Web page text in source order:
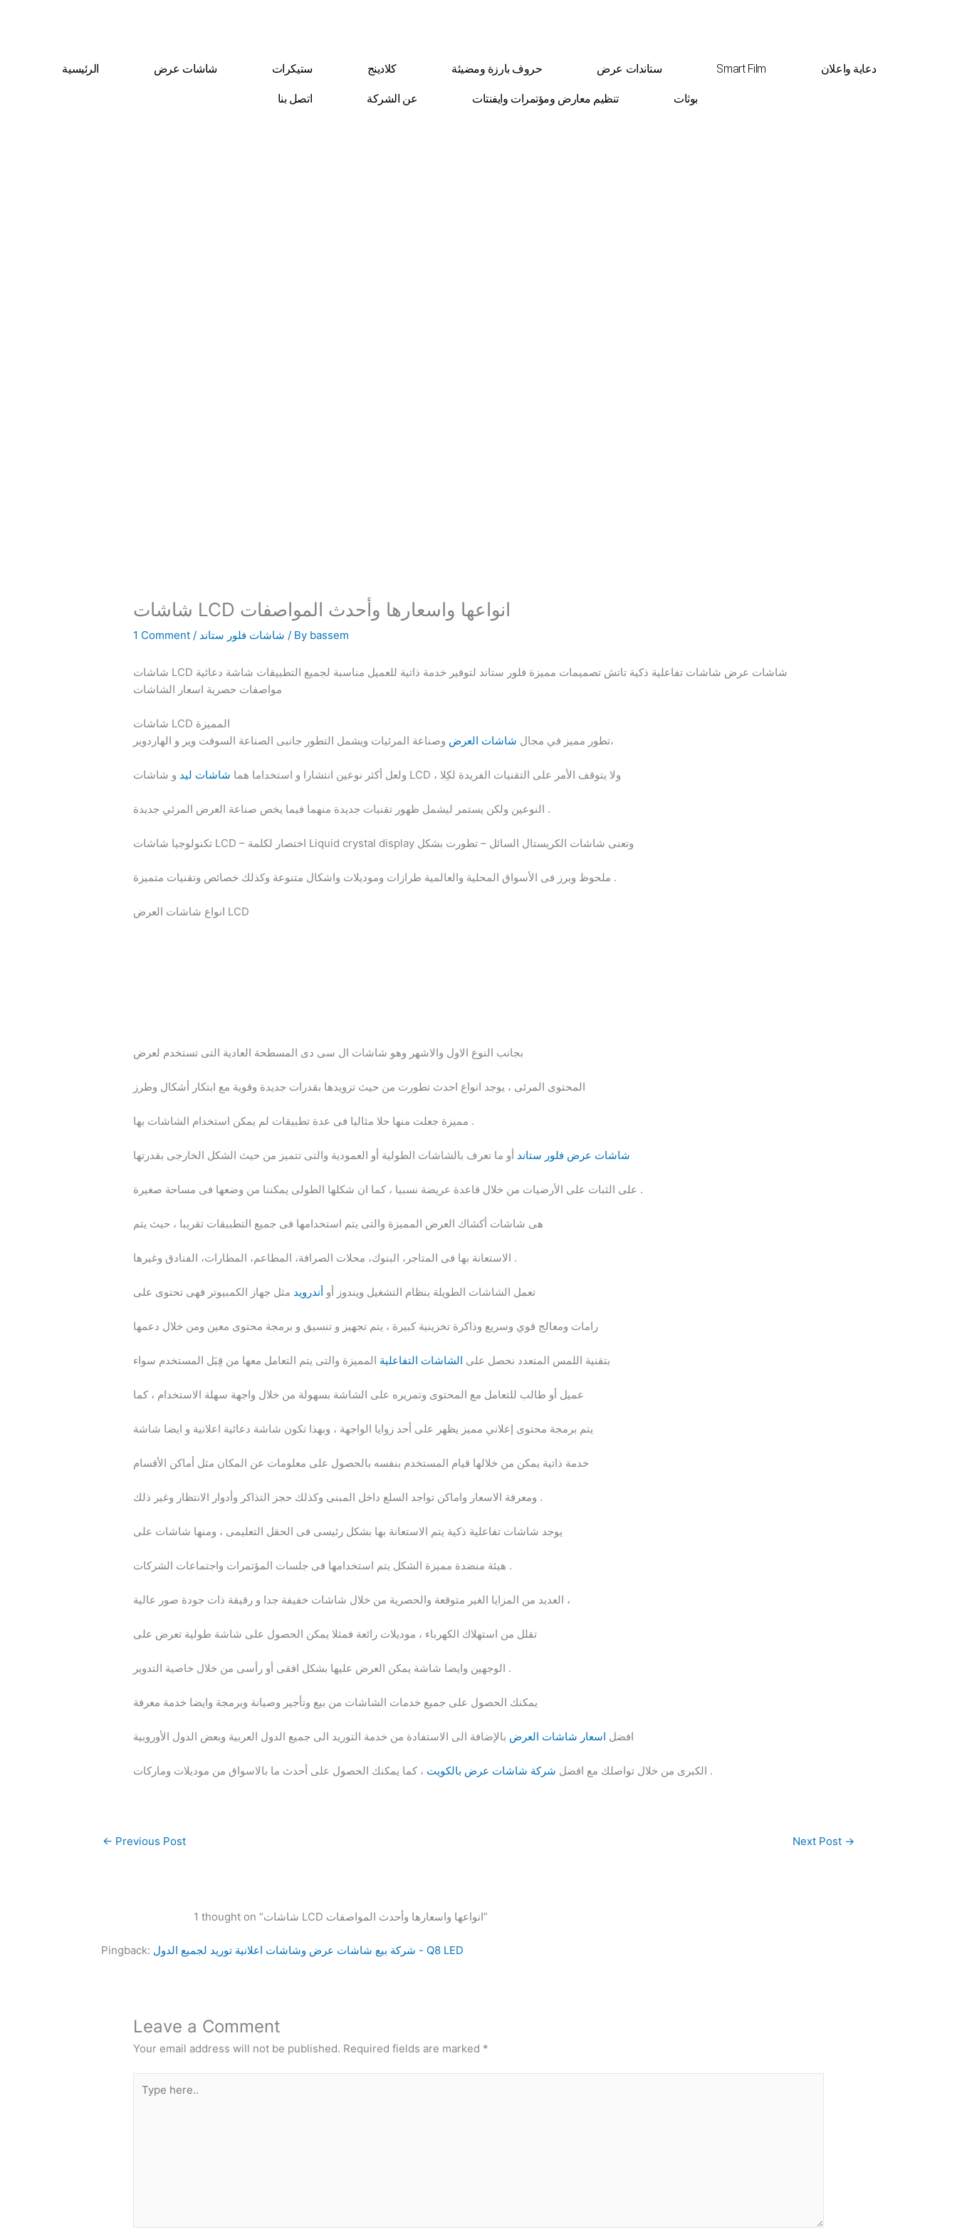
الرئيسية
شاشات عرض ستيكرات كلادينج حروف بارزة ومضيئة ستاندات عرض Smart Film دعاية واعلان
اتصل بنا عن الشركة تنظيم معارض ومؤتمرات وايفنتات بوثات
شاشات LCD انواعها واسعارها وأحدث المواصفات
1 Comment / شاشات فلور ستاند / By bassem
شاشات LCD شاشات عرض شاشات تفاعلية ذكية تاتش تصميمات مميزة فلور ستاند لتوفير خدمة ذاتية للعميل مناسبة لجميع التطبيقات شاشة دعائية
شاشات LCD المميزة
تطور مميز في مجال شاشات العرض وصناعة المرئيات ويشمل التطور جانبى الصناعة السوفت وير و الهاردوير،
ولعل أكثر نوعين انتشارا و استخداما هما شاشات ليد و شاشات LCD ، ولا يتوقف الأمر على التقنيات الفريدة لكِلا
النوعين ولكن يستمر ليشمل ظهور تقنيات جديدة منهما فيما يخص صناعة العرض المرئي جديدة .
تكنولوجيا شاشات LCD – اختصار لكلمة Liquid crystal display وتعنى شاشات الكريستال السائل – تطورت بشكل
ملحوظ وبرز فى الأسواق المحلية والعالمية طرازات وموديلات واشكال متنوعة وكذلك خصائص وتقنيات متميزة .
انواع شاشات العرض LCD
بجانب النوع الاول والاشهر وهو شاشات ال سى دى المسطحة العادية التى تستخدم لعرض
المحتوى المرئى ، يوجد انواع احدث تطورت من حيث تزويدها بقدرات جديدة وقوية مع ابتكار أشكال وطرز
مميزة جعلت منها حلا مثاليا فى عدة تطبيقات لم يمكن استخدام الشاشات بها .
شاشات عرض فلور ستاند أو ما تعرف بالشاشات الطولية أو العمودية والتى تتميز من حيث الشكل الخارجى بقدرتها
على الثبات على الأرضيات من خلال قاعدة عريضة نسبيا ، كما ان شكلها الطولى يمكننا من وضعها فى مساحة صغيرة .
هى شاشات أكشاك العرض المميزة والتى يتم استخدامها فى جميع التطبيقات تقريبا ، حيث يتم
الاستعانة بها فى المتاجر، البنوك، محلات الصرافة، المطاعم، المطارات، الفنادق وغيرها .
تعمل الشاشات الطويلة بنظام التشغيل ويندوز أو أندرويد مثل جهاز الكمبيوتر فهى تحتوى على
رامات ومعالج قوي وسريع وذاكرة تخزينية كبيرة ، يتم تجهيز و تنسيق و برمجة محتوى معين ومن خلال دعمها
بتقنية اللمس المتعدد نحصل على الشاشات التفاعلية المميزة والتى يتم التعامل معها من قِبَل المستخدم سواء
عميل أو طالب للتعامل مع المحتوى وتمريره على الشاشة بسهولة من خلال واجهة سهلة الاستخدام ، كما
يتم برمجة محتوى إعلاني مميز يظهر على أحد زوايا الواجهة ، وبهذا تكون شاشة دعائية اعلانية و ايضا شاشة
خدمة ذاتية يمكن من خلالها قيام المستخدم بنفسه بالحصول على معلومات عن المكان مثل أماكن الأقسام
ومعرفة الاسعار واماكن تواجد السلع داخل المبنى وكذلك حجز التذاكر وأدوار الانتظار وغير ذلك .
يوجد شاشات تفاعلية ذكية يتم الاستعانة بها بشكل رئيسى فى الحقل التعليمى ، ومنها شاشات على
هيئة منضدة مميزة الشكل يتم استخدامها فى جلسات المؤتمرات واجتماعات الشركات .
العديد من المزايا الغير متوقعة والحصرية من خلال شاشات خفيفة جدا و رقيقة ذات جودة صور عالية ،
تقلل من استهلاك الكهرباء ، موديلات رائعة فمثلا يمكن الحصول على شاشة طولية تعرض على
الوجهين وايضا شاشة يمكن العرض عليها بشكل افقى أو رأسى من خلال خاصية التدوير .
يمكنك الحصول على جميع خدمات الشاشات من بيع وتأجير وصيانة وبرمجة وايضا خدمة معرفة
افضل اسعار شاشات العرض بالإضافة الى الاستفادة من خدمة التوريد الى جميع الدول العربية وبعض الدول الأوروبية
الكبرى من خلال تواصلك مع افضل شركة شاشات عرض بالكويت ، كما يمكنك الحصول على أحدث ما بالاسواق من موديلات وماركات .
← Previous Post Next Post →
1 thought on “شاشات LCD انواعها واسعارها وأحدث المواصفات”
Pingback: شركة بيع شاشات عرض وشاشات اعلانية توريد لجميع الدول - Q8 LED
Leave a Comment
Your email address will not be published. Required fields are marked *
here..